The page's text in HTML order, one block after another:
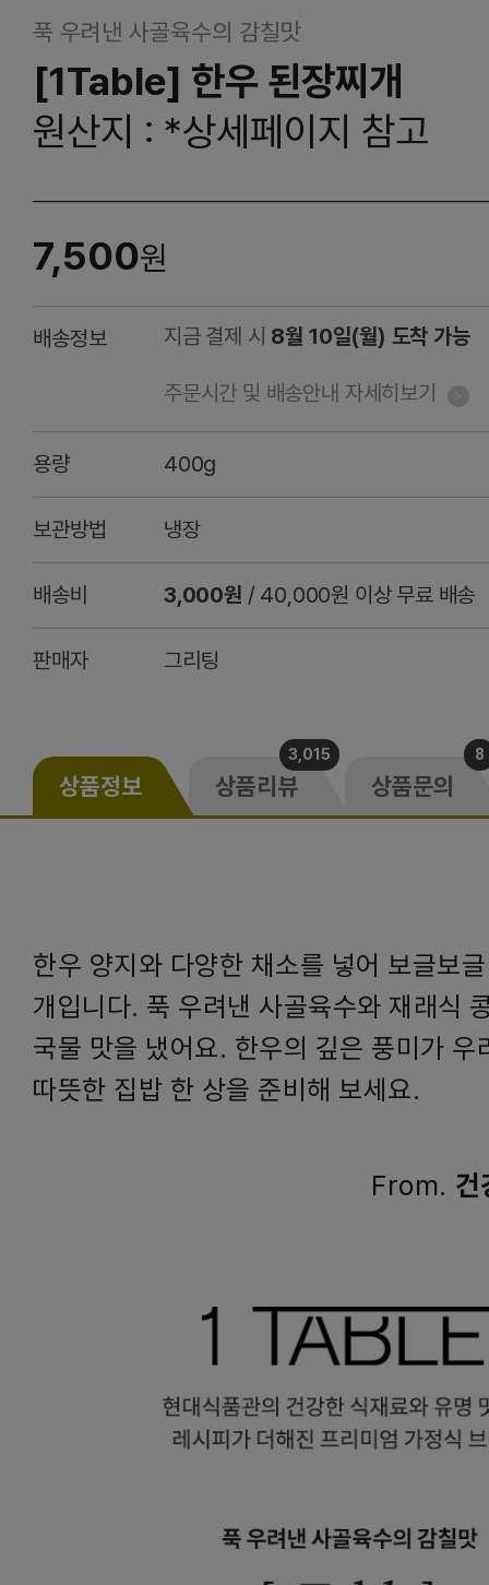
푹 우려낸 사골육수의 감칠맛
[1Table] 한우 된장찌개
원산지 : *상세페이지 참고
7,500원
배송정보 지금 결제 시 8월 10일(월) 도착 가능
주문시간 및 배송안내 자세히보기
용량 400g
보관방법 냉장
배송비 3,000원 / 40,000원 이상 무료 배송
판매자 그리팅
상품정보 상품리뷰
3,015
상품문의
8
한우 양지와 다양한 채소를 넣어 보글보
개입니다. 푹 우려낸 사골육수와 재래식
국물 맛을 냈어요. 한우의 깊은 풍미가 우
따뜻한 집밥 한 상을 준비해 보세요.
From. 건